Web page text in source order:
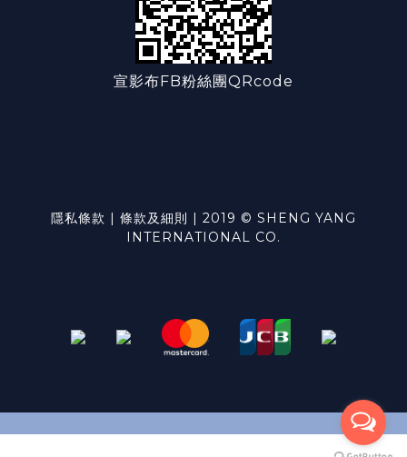
宣影布FB粉絲團QRcode
隱私條款 | 條款及細則 | 2019 © SHENG YANG
INTERNATIONAL CO.